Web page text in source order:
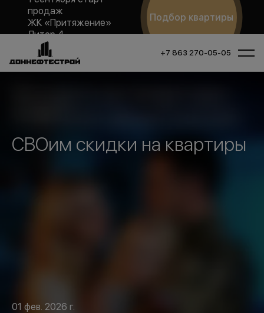
продаж
ЖК «Притяжение»
Литер 4
Подбор квартиры
+7 863 270-05-05
СВОим скидки на квартиры
01 фев. 2026 г.